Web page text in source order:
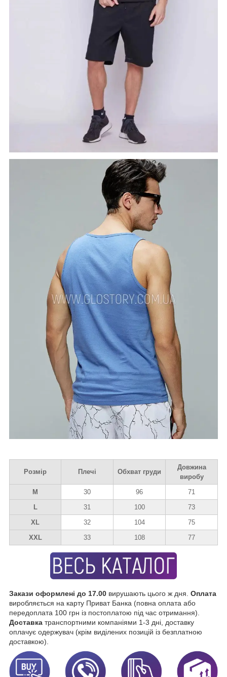
Розмір Плечі Обхват груди
Довжина
виробу
M
30 96
71
L
31 100
73
XL
32 104
75
XXL
33 108 77
Закази оформлені до 17.00 вирушають цього ж дня. Оплата
виробляється на карту Приват Банка (повна оплата або
передоплата 100 грн із постоплатою під час отримання).
Доставка транспортними компаніями 1-3 дні, доставку
оплачує одержувач (крім виділених позицій із безплатною
доставкою).